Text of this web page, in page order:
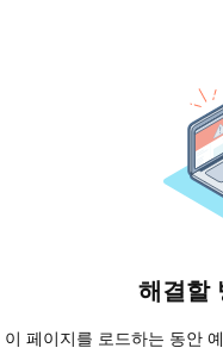
해결할
이 페이지를 로드하는 동안